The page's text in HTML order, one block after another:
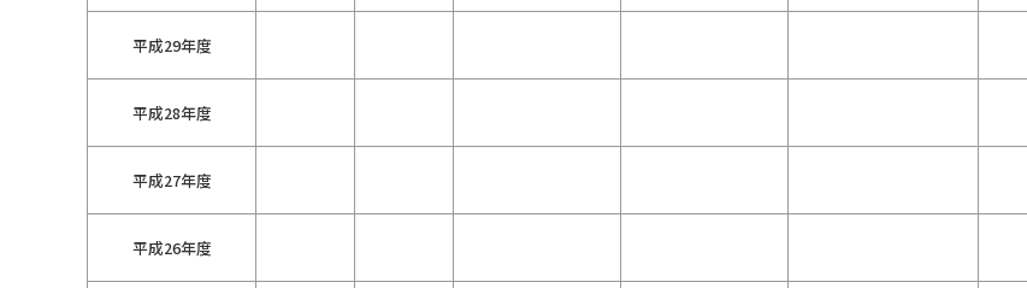
平成29年度
平成28年度
平成27年度
平成26年度